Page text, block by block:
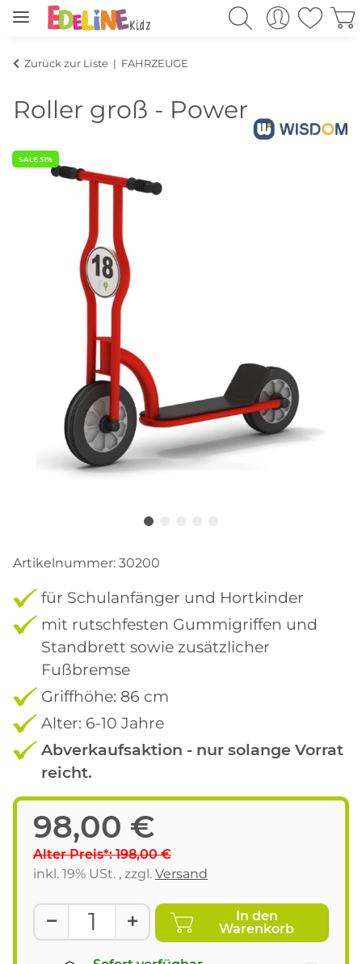
Zurück zur Liste FAHRZEUGE
Roller groß - Power Trike
SALE 51%
Artikelnummer: 30200
für Schulanfänger und Hortkinder
mit rutschfesten Gummigriffen und
Standbrett sowie zusätzlicher
Fußbremse
Griffhöhe: 86 cm
Alter: 6-10 Jahre
Abverkaufsaktion - nur solange Vorrat
reicht.
98,00 €
Alter Preis*: 198,00 €
inkl. 19% USt. , zzgl. Versand
In den
Warenkorb